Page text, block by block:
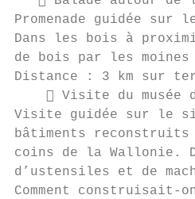
Promenade guidée
Dans les bois à
de bois par les
Distance : 3 km sur
 Visite du musée
Visite guidée sur le
bâtiments
coins de la Wallonie.
d’ustensiles et de
Comment